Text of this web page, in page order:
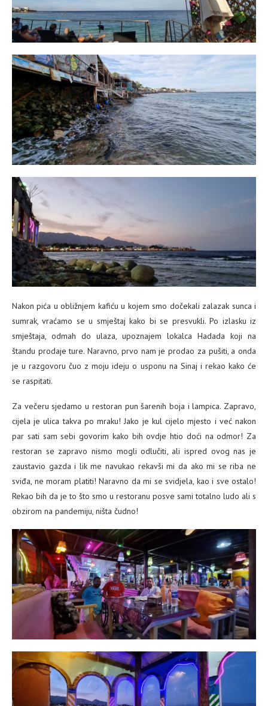
Nakon pića u obližnjem kafiću u kojem smo dočekali zalazak sunca i
sumrak, vraćamo se u smještaj kako bi se presvukli. Po izlasku iz
smještaja, odmah do ulaza, upoznajem lokalca Hadada koji na
štandu prodaje ture. Naravno, prvo nam je prodao za pušiti, a onda
je u razgovoru čuo z moju ideju o usponu na Sinaj i rekao kako će
se raspitati.
Za večeru sjedamo u restoran pun šarenih boja i lampica. Zapravo,
cijela je ulica takva po mraku! Jako je kul cijelo mjesto i već nakon
par sati sam sebi govorim kako bih ovdje htio doći na odmor! Za
restoran se zapravo nismo mogli odlučiti, ali ispred ovog nas je
zaustavio gazda i lik me navukao rekavši mi da ako mi se riba ne
sviđa, ne moram platiti! Naravno da mi se svidjela, kao i sve ostalo!
Rekao bih da je to što smo u restoranu posve sami totalno ludo ali s
obzirom na pandemiju, ništa čudno!